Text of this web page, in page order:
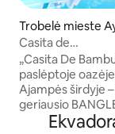
Trobelė mieste
Casita de
min. paplūdimys
„Casita De
paslėptoje
Ajampės širdyje
geriausio
PAPLŪDIMIO.